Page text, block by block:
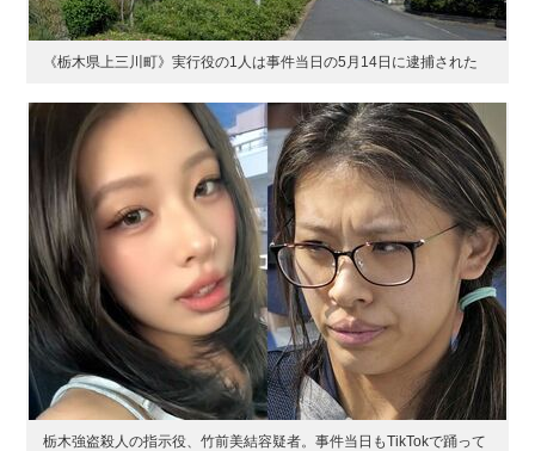
《栃木県上三川町》実行役の1人は事件当日の5月14日に逮捕された
栃木強盗殺人の指示役、竹前美結容疑者。事件当日もTikTokで踊って